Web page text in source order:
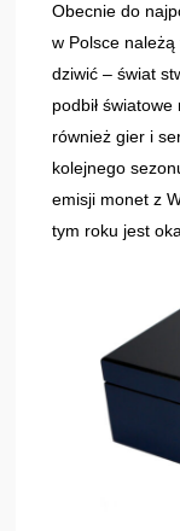
Obecnie do
w Polsce
dziwić – świat
podbił
również gier i
kolejnego
emisji monet z
tym roku jest